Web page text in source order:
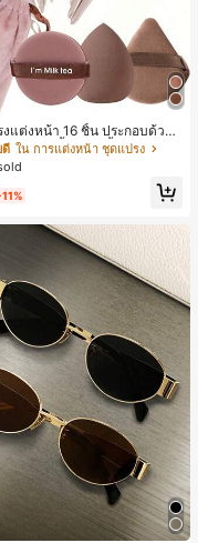
แต่งหน้า 16 ชิ้น ประกอบด้วยแ
หน้า 13 ชิ้น, ฟองน้ำแต่งหน้ารู
1 ชิ้น, แปรงแป้งรองพื้นกลม 1
ดคลาสสิก ทำจากขนสังเคราะ
เด็กผู้หญิง เหมาะสำหรับฤดูใบ
และฤดูหนาว
ดี ใน การแต่งหน้า ชุดแปรง